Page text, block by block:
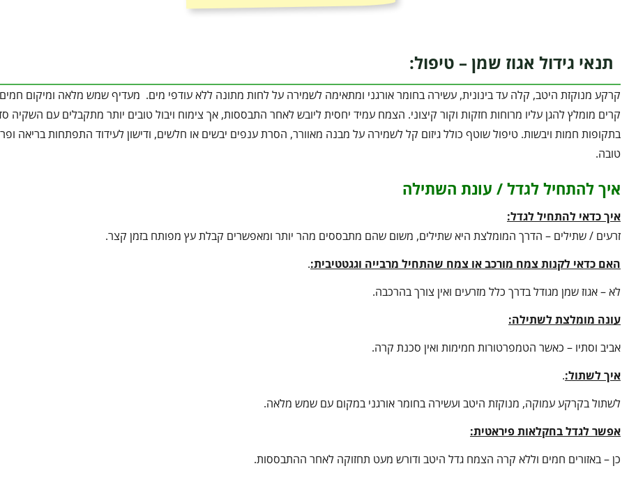
תנאי גידול אגוז שמן – טיפול:
קרקע מנוקזת היטב, קלה עד בינונית, עשירה בחומר אורגני ומתאימה לשמירה על לחות מתונה ללא עודפי מים. מעדיף שמש מלאה ומיקום חמים,
קרים מומלץ להגן עליו מרוחות חזקות וקור קיצוני. הצמח עמיד יחסית ליובש לאחר התבססות, אך צימוח ויבול טובים יותר מתקבלים עם השקיה
בתקופות חמות ויבשות. טיפול שוטף כולל גיזום קל לשמירה על מבנה מאוורר, הסרת ענפים יבשים או חלשים, ודישון לעידוד התפתחות בריאה
טובה.
איך להתחיל לגדל / עונת השתילה
איך כדאי להתחיל לגדל:
זרעים / שתילים – הדרך המומלצת היא שתילים, משום שהם מתבססים מהר יותר ומאפשרים קבלת עץ מפותח בזמן קצר.
האם כדאי לקנות צמח מורכב או צמח שהתחיל מרבייה וגגטטיבית:.
לא – אגוז שמן מגודל בדרך כלל מזרעים ואין צורך בהרכבה.
עונה מומלצת לשתילה:
אביב וסתיו – כאשר הטמפרטורות חמימות ואין סכנת קרה.
איך לשתול:.
לשתול בקרקע עמוקה, מנוקזת היטב ועשירה בחומר אורגני במקום עם שמש מלאה.
אפשר לגדל בחקלאות פיראטית:
כן – באזורים חמים וללא קרה הצמח גדל היטב ודורש מעט תחזוקה לאחר ההתבססות.